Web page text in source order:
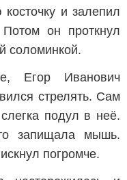
и залепил
он проткнул
соломинкой.
Егор Иванович
стрелять. Сам
подул в неё.
запищала мышь.
погромче.